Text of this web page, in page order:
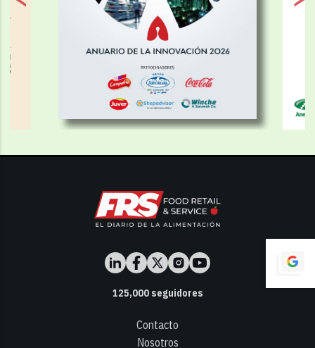
125,000seguidores
Contacto
Nosotros